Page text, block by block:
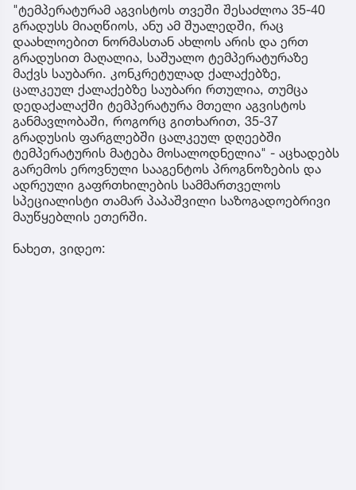
"ტემპერატურამ აგვისტოს თვეში შესაძლოა 35-40
გრადუსს მიაღწიოს, ანუ ამ შუალედში, რაც
დაახლოებით ნორმასთან ახლოს არის და ერთ
გრადუსით მაღალია, საშუალო ტემპერატურაზე
მაქვს საუბარი. კონკრეტულად ქალაქებზე,
ცალკეულ ქალაქებზე საუბარი რთულია, თუმცა
დედაქალაქში ტემპერატურა მთელი აგვისტოს
განმავლობაში, როგორც გითხარით, 35-37
გრადუსის ფარგლებში ცალკეულ დღეებში
ტემპერატურის მატება მოსალოდნელია" - აცხადებს
გარემოს ეროვნული სააგენტოს პროგნოზების და
ადრეული გაფრთხილების სამმართველოს
სპეციალისტი თამარ პაპაშვილი საზოგადოებრივი
მაუწყებლის ეთერში.
ნახეთ, ვიდეო: